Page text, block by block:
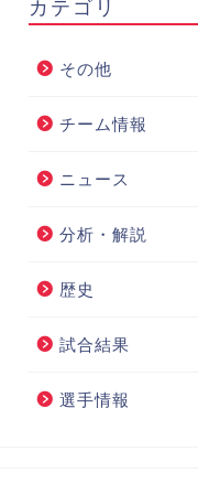
カテゴリ
その他
チーム情報
ニュース
分析・解説
歴史
試合結果
選手情報